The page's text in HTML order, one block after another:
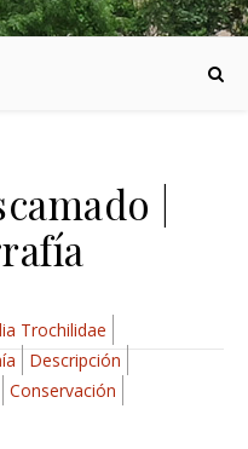
|
Trochilidae
Descripción
Conservación